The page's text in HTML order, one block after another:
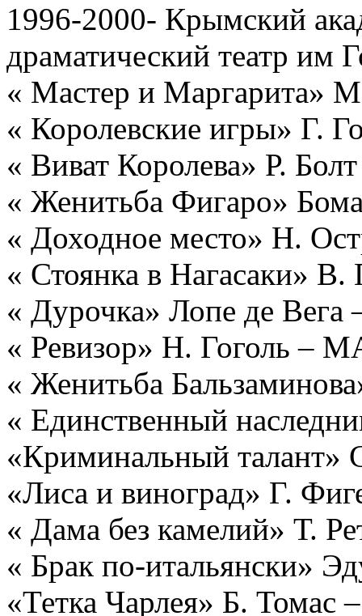
1996-2000- Крымский
драматический театр им
« Мастер и Маргарита»
« Королевские игры» Г.
« Виват Королева» Р.
« Женитьба Фигаро»
« Доходное место» Н.
« Стоянка в Нагасаки»
« Дурочка» Лопе де Вега
« Ревизор» Н. Гоголь –
« Женитьба
« Единственный
«Криминальный талант»
«Лиса и виноград» Г.
« Дама без камелий» Т.
« Брак по-итальянски»
«Тетка Чарлея» Б. Томас